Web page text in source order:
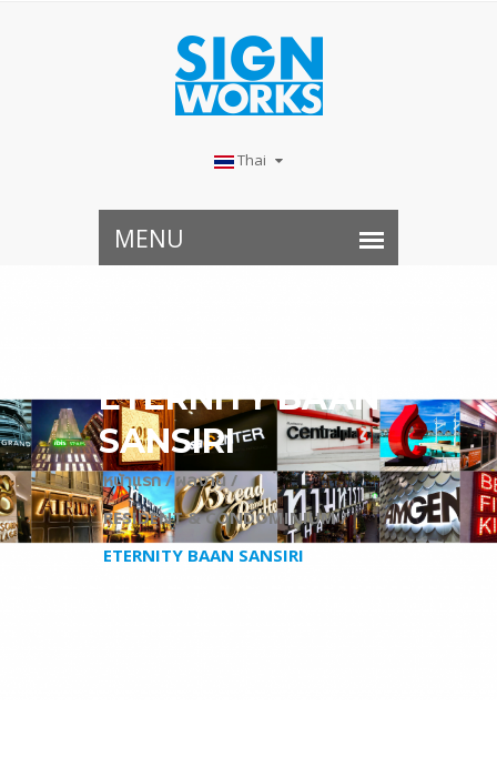
Thai
ETERNITY BAAN
SANSIRI
หน้าแรก / ผลงาน /
RESIDENT & CONDOMINIUM /
ETERNITY BAAN SANSIRI